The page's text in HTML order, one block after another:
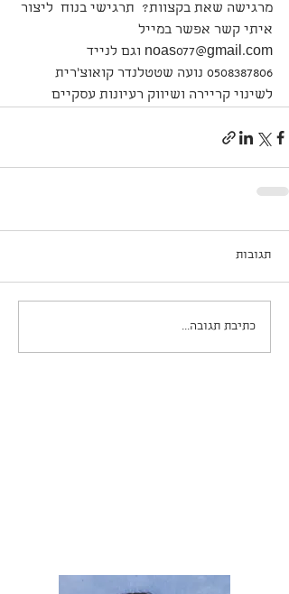
מרגישה שאת בקצוות?  תרגישי בנוח  ליצור
איתי קשר אפשר במייל
noas077@gmail.com וגם לנייד
0508387806 נועה שטטלנדר קואוצ'רית
לשינוי קריירה ושיווק רעיונות עסקיים
תגובות
כתיבת תגובה...